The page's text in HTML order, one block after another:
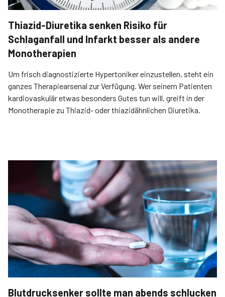
Thiazid-Diuretika senken Risiko für
Schlaganfall und Infarkt besser als andere
Monotherapien
Um frisch diagnostizierte Hypertoniker einzustellen, steht ein
ganzes Therapiearsenal zur Verfügung. Wer seinem Patienten
kardiovaskulär etwas besonders Gutes tun will, greift in der
Monotherapie zu Thiazid- oder thiazidähnlichen Diuretika.
Blutdrucksenker sollte man abends schlucken